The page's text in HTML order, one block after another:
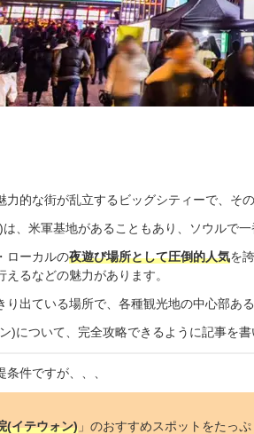
力的な街が乱立するビッグシティーで、そ
、米軍基地があることもあり、ソウルで一
ローカルの夜遊び場所として圧倒的人気を
えるなどの魅力があります。
出ている場所で、各種観光地の中心部ある
)について、完全攻略できるように記事を書
件ですが、、、
(イテウォン)」のおすすめスポットをたっぷ